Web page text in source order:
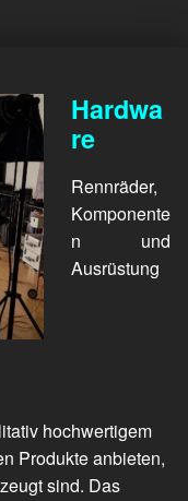
Hardwa
re
Rennräder,
Komponente
n und
Ausrüstung
hochwertigem
Produkte anbieten,
sind. Das